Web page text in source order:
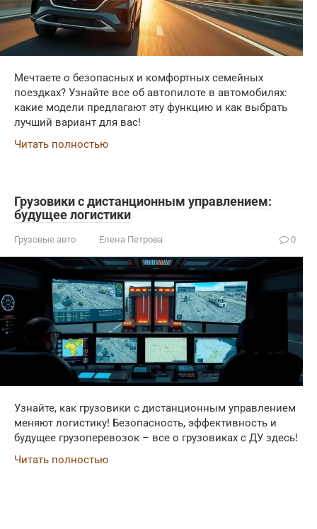
Мечтаете о безопасных и комфортных семейных
поездках? Узнайте все об автопилоте в автомобилях:
какие модели предлагают эту функцию и как выбрать
лучший вариант для вас!
Читать полностью
Грузовики с дистанционным управлением:
будущее логистики
Грузовые авто Елена Петрова 0
Узнайте, как грузовики с дистанционным управлением
меняют логистику! Безопасность, эффективность и
будущее грузоперевозок – все о грузовиках с ДУ здесь!
Читать полностью